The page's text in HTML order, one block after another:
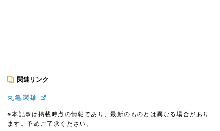
関連リンク
丸亀製麺
※本記事は掲載時点の情報であり、最新のものとは異なる場合があり
ます。予めご了承ください。